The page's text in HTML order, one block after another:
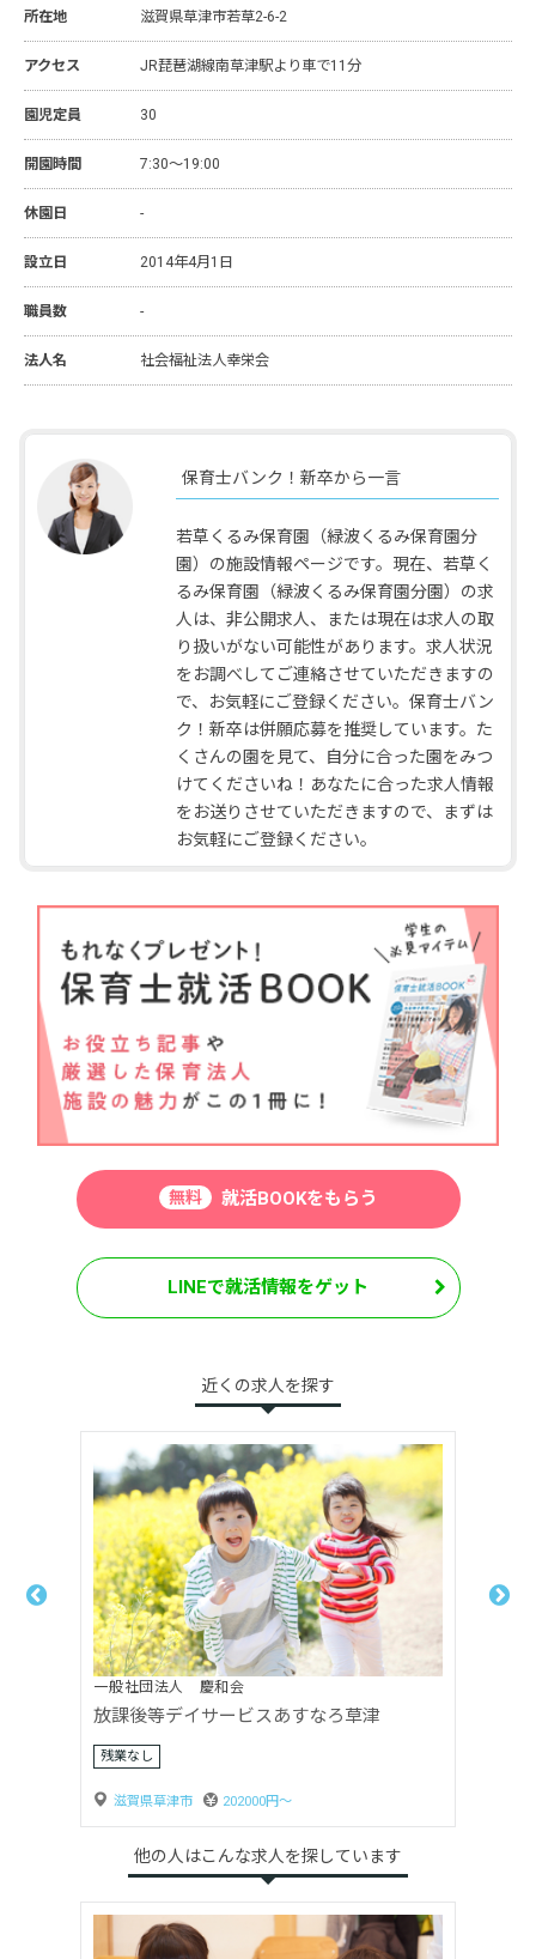
所在地 滋賀県草津市若草2-6-2
アクセス JR琵琶湖線南草津駅より車で11分
園児定員 30
開園時間 7:30～19:00
休園日 -
設立日 2014年4月1日
職員数 -
法人名 社会福祉法人幸栄会
保育士バンク！新卒から一言
若草くるみ保育園（緑波くるみ保育園分
園）の施設情報ページです。現在、若草く
るみ保育園（緑波くるみ保育園分園）の求
人は、非公開求人、または現在は求人の取
り扱いがない可能性があります。求人状況
をお調べしてご連絡させていただきますの
で、お気軽にご登録ください。保育士バン
ク！新卒は併願応募を推奨しています。た
くさんの園を見て、自分に合った園をみつ
けてくださいね！あなたに合った求人情報
をお送りさせていただきますので、まずは
お気軽にご登録ください。
無料 就活BOOKをもらう
LINEで就活情報をゲット
近くの求人を探す
滋賀カトリック学園
認定こども園 草津カトリック幼稚園
年間休日120日以上
滋賀県草津市 175000円〜
他の人はこんな求人を探しています